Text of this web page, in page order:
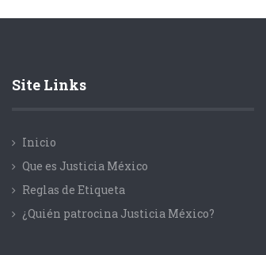
Site Links
Inicio
Que es Justicia México
Reglas de Etiqueta
¿Quién patrocina Justicia México?